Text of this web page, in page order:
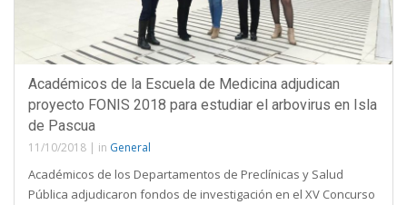
Académicos de la Escuela de Medicina adjudican
proyecto FONIS 2018 para estudiar el arbovirus en Isla
de Pascua
11/10/2018 | in General
Académicos de los Departamentos de Preclínicas y Salud
Pública adjudicaron fondos de investigación en el XV Concurso